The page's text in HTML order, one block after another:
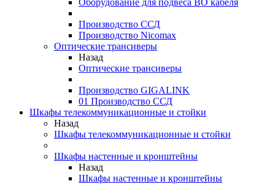
Оборудование для подвеса ВО кабеля
Производство ССД
Производство Nicomax
Оптические трансиверы
Назад
Оптические трансиверы
Производство GIGALINK
01 Производство ССД
Шкафы телекоммуникационные и стойки
Назад
Шкафы телекоммуникационные и стойки
Шкафы настенные и кронштейны
Назад
Шкафы настенные и кронштейны